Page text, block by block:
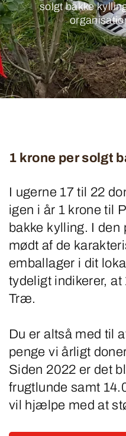
solgt bakke
1 krone per solgt
I ugerne 17 til 22
igen i år 1 krone til
bakke kylling. I den
mødt af de
emballager i dit
tydeligt indikerer,
Træ.
Du er altså med til
penge vi årligt
Siden 2022 er det
frugtlunde samt
vil hjælpe med at